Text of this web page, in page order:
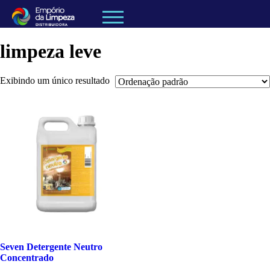
limpeza leve
Exibindo um único resultado
Seven Detergente Neutro
Concentrado